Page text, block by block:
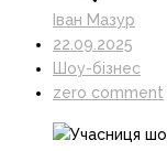
Іван Мазур
22.09.2025
Шоу-бізнес
zero comment